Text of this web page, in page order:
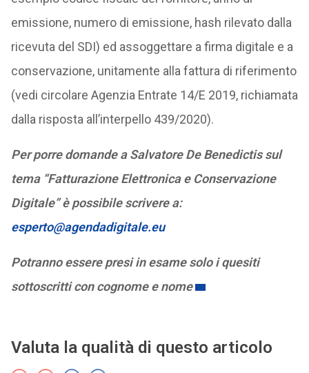
emissione, numero di emissione, hash rilevato dalla
ricevuta del SDI) ed assoggettare a firma digitale e a
conservazione, unitamente alla fattura di riferimento
(vedi circolare Agenzia Entrate 14/E 2019, richiamata
dalla risposta all’interpello 439/2020).
Per porre domande a Salvatore De Benedictis sul
tema “Fatturazione Elettronica e Conservazione
Digitale” è possibile scrivere a:
esperto@agendadigitale.eu
Potranno essere presi in esame solo i quesiti
sottoscritti con cognome e nome
Valuta la qualità di questo articolo